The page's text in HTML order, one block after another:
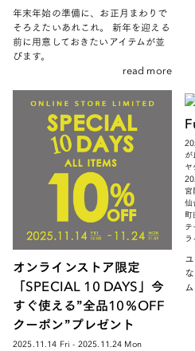
年末年始の準備に、お正月まわりで
そろえたいあれこれ。 新年を迎える
前に用意しておきたいアイテムが並
びます。
read more
オンラインストア限定
「SPECIAL 10 DAYS」今
すぐ使える”全品10％OFF
クーポン”プレゼント
2025.11.14 Fri - 2025.11.24 Mon
宮
仙